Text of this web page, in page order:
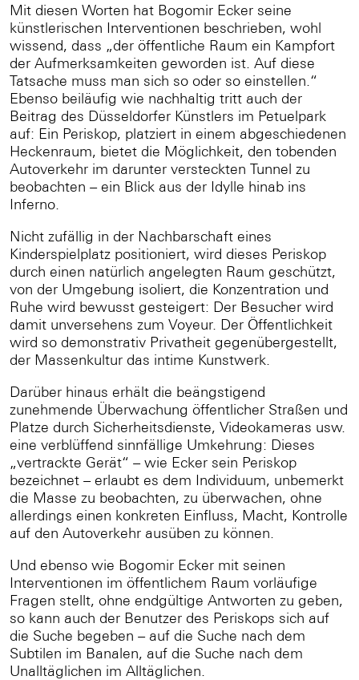
Mit diesen Worten hat Bogomir Ecker seine
künstlerischen Interventionen beschrieben, wohl
wissend, dass „der öffentliche Raum ein Kampfort
der Aufmerksamkeiten geworden ist. Auf diese
Tatsache muss man sich so oder so einstellen.“
Ebenso beiläufig wie nachhaltig tritt auch der
Beitrag des Düsseldorfer Künstlers im Petuelpark
auf: Ein Periskop, platziert in einem abgeschiedenen
Heckenraum, bietet die Möglichkeit, den tobenden
Autoverkehr im darunter versteckten Tunnel zu
beobachten – ein Blick aus der Idylle hinab ins
Inferno.
Nicht zufällig in der Nachbarschaft eines
Kinderspielplatz positioniert, wird dieses Periskop
durch einen natürlich angelegten Raum geschützt,
von der Umgebung isoliert, die Konzentration und
Ruhe wird bewusst gesteigert: Der Besucher wird
damit unversehens zum Voyeur. Der Öffentlichkeit
wird so demonstrativ Privatheit gegenübergestellt,
der Massenkultur das intime Kunstwerk.
Darüber hinaus erhält die beängstigend
zunehmende Überwachung öffentlicher Straßen und
Platze durch Sicherheitsdienste, Videokameras usw.
eine verblüffend sinnfällige Umkehrung: Dieses
„vertrackte Gerät“ – wie Ecker sein Periskop
bezeichnet – erlaubt es dem Individuum, unbemerkt
die Masse zu beobachten, zu überwachen, ohne
allerdings einen konkreten Einfluss, Macht, Kontrolle
auf den Autoverkehr ausüben zu können.
Und ebenso wie Bogomir Ecker mit seinen
Interventionen im öffentlichem Raum vorläufige
Fragen stellt, ohne endgültige Antworten zu geben,
so kann auch der Benutzer des Periskops sich auf
die Suche begeben – auf die Suche nach dem
Subtilen im Banalen, auf die Suche nach dem
Unalltäglichen im Alltäglichen.